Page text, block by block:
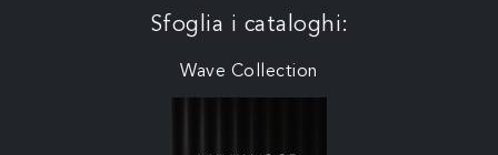
Sfoglia i cataloghi:
Wave Collection